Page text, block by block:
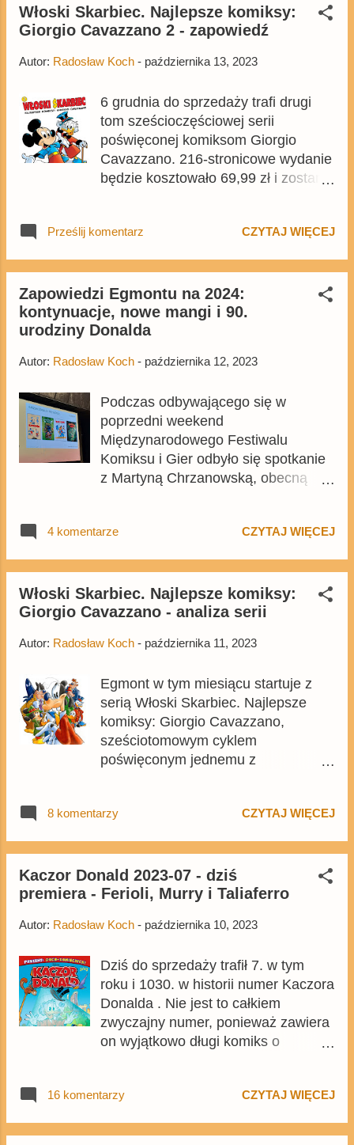
Wydanie jest też dostępne na
Egmont.pl .
Włoski Skarbiec. Najlepsze komiksy:
Giorgio Cavazzano 2 - zapowiedź
Autor: Radosław Koch - października 13, 2023
6 grudnia do sprzedaży trafi drugi
tom sześcioczęściowej serii
poświęconej komiksom Giorgio
Cavazzano. 216-stronicowe wydanie
będzie kosztowało 69,99 zł i zostanie
w tym momencie możecie zamówić
całym cyklu znajdziecie tutaj , a
prezentacja pierwszego tomu jest
dostępna tu .
Prześlij komentarz CZYTAJ WIĘCEJ
Zapowiedzi Egmontu na 2024:
kontynuacje, nowe mangi i 90.
urodziny Donalda
Autor: Radosław Koch - października 12, 2023
Podczas odbywającego się w
poprzedni weekend
Międzynarodowego Festiwalu
Komiksu i Gier odbyło się spotkanie
z Martyną Chrzanowską, obecną
zostały zaprezentowane zapowiedzi
bez wielkich ogłoszeń związanych z
komiksami Disneya, ale to nie
oznacza, że nie pojawiły się
4 komentarze CZYTAJ WIĘCEJ
Włoski Skarbiec. Najlepsze komiksy:
Giorgio Cavazzano - analiza serii
Autor: Radosław Koch - października 11, 2023
Egmont w tym miesiącu startuje z
serią Włoski Skarbiec. Najlepsze
komiksy: Giorgio Cavazzano,
sześciotomowym cyklem
poświęconym jednemu z
postanowiliśmy, że we współpracy z
największym ekspertem w Polsce od
twórczości Cavazzano, przyjrzymy
się dokładnie zawartości serii, co w
8 komentarzy CZYTAJ WIĘCEJ
Kaczor Donald 2023-07 - dziś
premiera - Ferioli, Murry i Taliaferro
Autor: Radosław Koch - października 10, 2023
Dziś do sprzedaży trafił 7. w tym
roku i 1030. w historii numer Kaczora
Donalda . Nie jest to całkiem
zwyczajny numer, ponieważ zawiera
on wyjątkowo długi komiks o
Skandynawii wydanie jest
okazji 100-lecia Disneya, w polskiej
16 komentarzy CZYTAJ WIĘCEJ